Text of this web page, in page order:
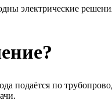
электрические
по